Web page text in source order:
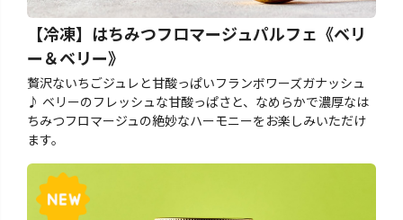
【冷凍】はちみつフロマージュパルフェ《ベリ
ー＆ベリー》
贅沢ないちごジュレと甘酸っぱいフランボワーズガナッシュ
♪ ベリーのフレッシュな甘酸っぱさと、なめらかで濃厚なは
ちみつフロマージュの絶妙なハーモニーをお楽しみいただけ
ます。